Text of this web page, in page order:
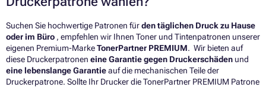
Suchen Sie hochwertige Patronen fürden täglichen Druck zu Hause
oder im Büro , empfehlen wir Ihnen Toner und Tintenpatronen unserer
eigenen Premium-MarkeTonerPartner PREMIUM. Wir bieten auf
diese Druckerpatronen eine Garantie gegen Druckerschäden und
eine lebenslange Garantieauf die mechanischen Teile der
Druckerpatrone. Sollte Ihr Drucker die TonerPartner PREMIUM Patrone